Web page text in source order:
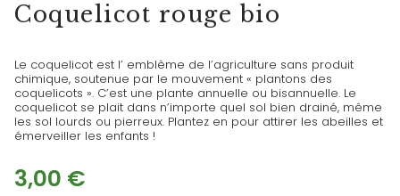
Coquelicot rouge bio
Le coquelicot est l’ emblème de l’agriculture sans produit
chimique, soutenue par le mouvement « plantons des
coquelicots ». C’est une plante annuelle ou bisannuelle. Le
coquelicot se plait dans n’importe quel sol bien drainé, même
les sol lourds ou pierreux. Plantez en pour attirer les abeilles et
émerveiller les enfants !
3,00 €